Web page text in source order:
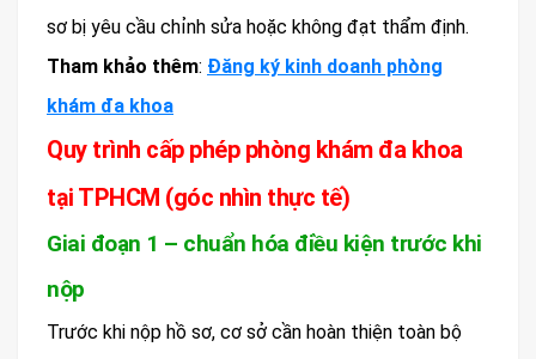
sơ bị yêu cầu chỉnh sửa hoặc không đạt thẩm định.
Tham khảo thêm: Đăng ký kinh doanh phòng
khám đa khoa
Quy trình cấp phép phòng khám đa khoa
tại TPHCM (góc nhìn thực tế)
Giai đoạn 1 – chuẩn hóa điều kiện trước khi
nộp
Trước khi nộp hồ sơ, cơ sở cần hoàn thiện toàn bộ